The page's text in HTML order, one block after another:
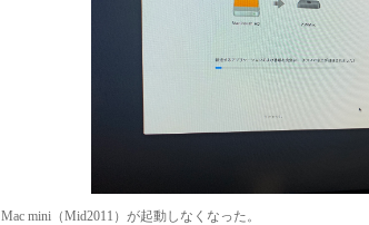
Mac mini（Mid2011）が起動しなくなった。